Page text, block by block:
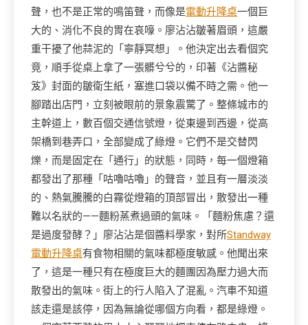
聲，也不是正常的鳴笛聲，而像是電動升降桌一個巨
大的、消化不良的胃在哀嚎。廖沾沾皺著眉頭，這嚴
重干擾了他蒜泥的「寧靜冥想」。他決定出去看個究
竟，順手從桌上拿了一張髒兮兮的，印著《沾醬秘
笈》封面的皺衛生紙，塞進口袋以備不時之需。他一
腳踏出店門，立刻被眼前的景象震驚了。整條城市的
主幹道上，數百個交通信號燈，從東邊到西邊，從高
架橋到巷弄口，全部變成了綠燈。它們不是交替閃
爍，而是固定在「通行」的狀態，同時，每一個燈箱
都發出了那種「咕嚕咕嚕」的聲音，並且有一層淡淡
的、熱氣騰騰的白霧從燈箱的頂部冒出，散發出一種
難以名狀的——麵粉蒸煮過頭的氣味。「麵粉焦慮？還
是過度發酵？」廖沾沾是個醬料學家，對所Standway
電動升降桌有食物相關的氣味都極度敏感。他聞出來
了，這是一種只有在極度巨大的麵團因為壓力過大而
散發出的氣味。街上的行人陷入了混亂。汽車不知道
該走還是該停，因為無論從哪個方向看，都是綠燈。